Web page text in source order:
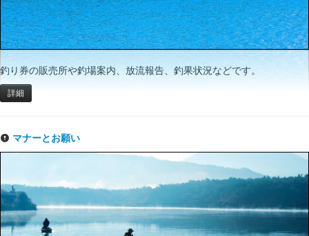
釣り券の販売所や釣場案内、放流報告、釣果状況などです。
詳細
マナーとお願い